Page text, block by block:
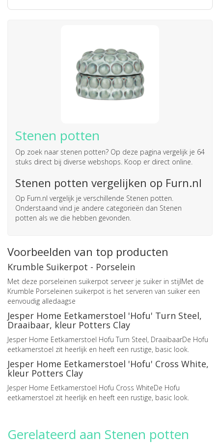
Stenen potten
Op zoek naar stenen potten? Op deze pagina vergelijk je 64
stuks direct bij diverse webshops. Koop er direct online.
Stenen potten vergelijken op Furn.nl
Op Furn.nl vergelijk je verschillende Stenen potten.
Onderstaand vind je andere categorieën dan Stenen
potten als we die hebben gevonden.
Voorbeelden van top producten
Krumble Suikerpot - Porselein
Met deze porseleinen suikerpot serveer je suiker in stijlMet de
Krumble Porseleinen suikerpot is het serveren van suiker een
eenvoudig alledaagse
Jesper Home Eetkamerstoel 'Hofu' Turn Steel,
Draaibaar, kleur Potters Clay
Jesper Home Eetkamerstoel Hofu Turn Steel, DraaibaarDe Hofu
eetkamerstoel zit heerlijk en heeft een rustige, basic look.
Jesper Home Eetkamerstoel 'Hofu' Cross White,
kleur Potters Clay
Jesper Home Eetkamerstoel Hofu Cross WhiteDe Hofu
eetkamerstoel zit heerlijk en heeft een rustige, basic look.
Gerelateerd aan Stenen potten